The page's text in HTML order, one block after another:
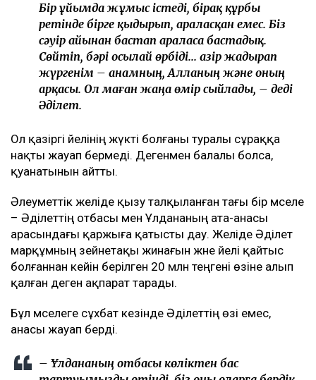
Бір ұйымда жұмыс істеді, бірақ құрбы
ретінде бірге қыдырып, араласқан емес. Біз
сәуір айынан бастап араласа бастадық.
Сөйтіп, бәрі осылай өрбіді... Қазір жадырап
жүргенім – анамның, Алланың және оның
арқасы. Ол маған жаңа өмір сыйлады, – деді
Әділет.
Ол қазіргі әйелінің жүкті болғаны туралы сұраққа
нақты жауап бермеді. Дегенмен балалы болса,
қуанатынын айтты.
Әлеуметтік желіде қызу талқыланған тағы бір мәселе
– Әділеттің отбасы мен Ұлдананың ата-анасы
арасындағы қаржыға қатысты дау. Желіде Әділет
марқұмның зейнетақы жинағын және әйелі қайтыс
болғаннан кейін берілген 20 млн теңгені өзіне алып
қалған деген ақпарат тарады.
Бұл мәселеге сұхбат кезінде Әділеттің өзі емес,
анасы жауап берді.
– Ұлдананың отбасы көліктен бас